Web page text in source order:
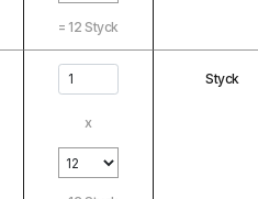
= 12 Styck
x
Styck